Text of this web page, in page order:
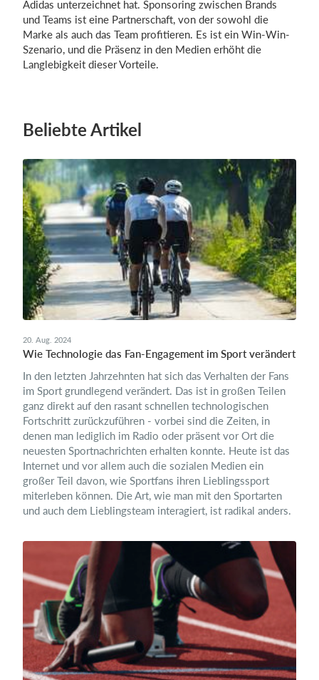
Adidas unterzeichnet hat. Sponsoring zwischen Brands
und Teams ist eine Partnerschaft, von der sowohl die
Marke als auch das Team profitieren. Es ist ein Win-Win-
Szenario, und die Präsenz in den Medien erhöht die
Langlebigkeit dieser Vorteile.
Beliebte Artikel
20. Aug. 2024
Wie Technologie das Fan-Engagement im Sport verändert
In den letzten Jahrzehnten hat sich das Verhalten der Fans
im Sport grundlegend verändert. Das ist in großen Teilen
ganz direkt auf den rasant schnellen technologischen
Fortschritt zurückzuführen - vorbei sind die Zeiten, in
denen man lediglich im Radio oder präsent vor Ort die
neuesten Sportnachrichten erhalten konnte. Heute ist das
Internet und vor allem auch die sozialen Medien ein
großer Teil davon, wie Sportfans ihren Lieblingssport
miterleben können. Die Art, wie man mit den Sportarten
und auch dem Lieblingsteam interagiert, ist radikal anders.